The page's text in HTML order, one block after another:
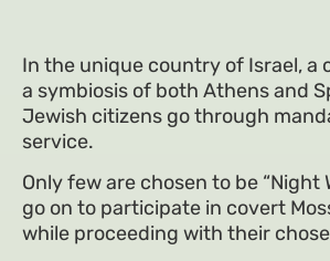
In the unique country of Israel, a
a symbiosis of both Athens and
Jewish citizens go through
service.
Only few are chosen to be “Night
go on to participate in covert
while proceeding with their